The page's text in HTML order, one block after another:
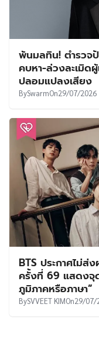
พ้นมลทิน! ตำรวจ
คบหา-ล่วงละเมิด
ปลอมแปลงเสียง
BySwarmOn29/07/2026
BTS ประกาศไม่ส่
ครั้งที่ 69 แสดงจุ
ภูมิภาคหรือภาษา”
BySVVEET KIMOn29/07/